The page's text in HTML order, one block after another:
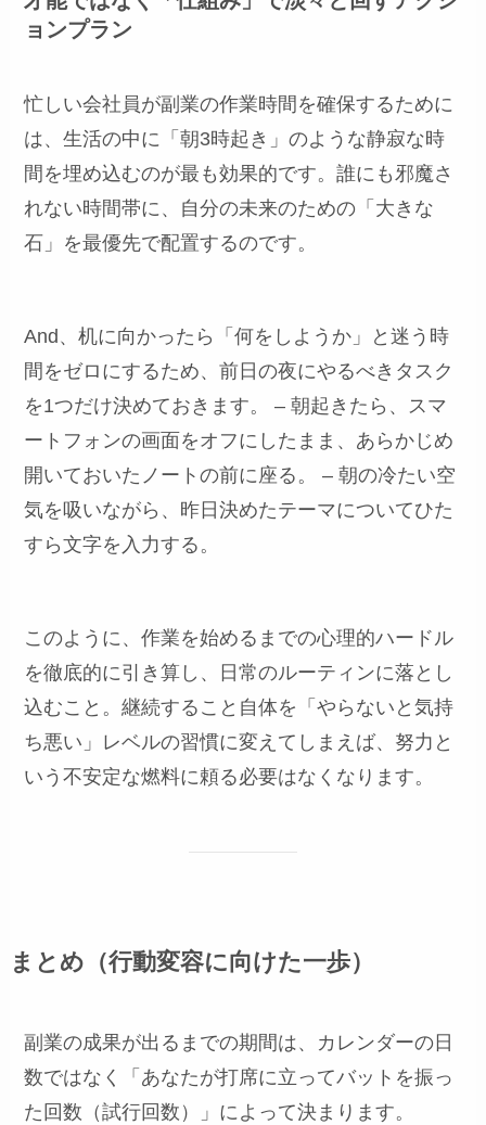
ョンプラン
忙しい会社員が副業の作業時間を確保するために
は、生活の中に「朝3時起き」のような静寂な時
間を埋め込むのが最も効果的です。誰にも邪魔さ
れない時間帯に、自分の未来のための「大きな
石」を最優先で配置するのです。
And、机に向かったら「何をしようか」と迷う時
間をゼロにするため、前日の夜にやるべきタスク
を1つだけ決めておきます。 – 朝起きたら、スマ
ートフォンの画面をオフにしたまま、あらかじめ
開いておいたノートの前に座る。 – 朝の冷たい空
気を吸いながら、昨日決めたテーマについてひた
すら文字を入力する。
このように、作業を始めるまでの心理的ハードル
を徹底的に引き算し、日常のルーティンに落とし
込むこと。継続すること自体を「やらないと気持
ち悪い」レベルの習慣に変えてしまえば、努力と
いう不安定な燃料に頼る必要はなくなります。
まとめ（行動変容に向けた一歩）
副業の成果が出るまでの期間は、カレンダーの日
数ではなく「あなたが打席に立ってバットを振っ
た回数（試行回数）」によって決まります。